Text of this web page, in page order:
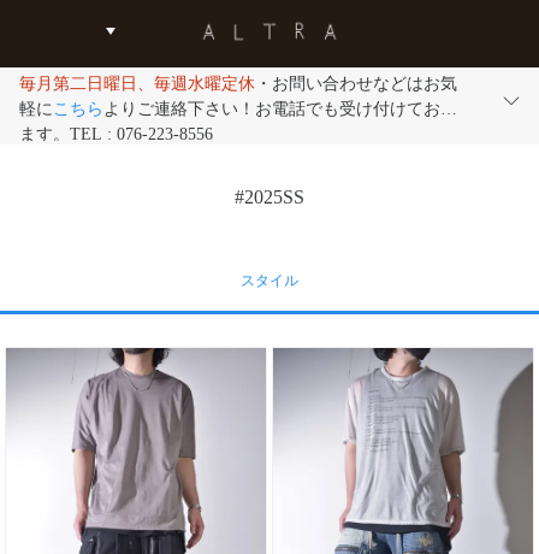
毎月第二日曜日、毎週水曜定休 ・お問い合わせなどはお気
軽にこちら よりご連絡下さい！お電話でも受け付けており
ます。TEL : 076-223-8556
#2025SS
スタイル